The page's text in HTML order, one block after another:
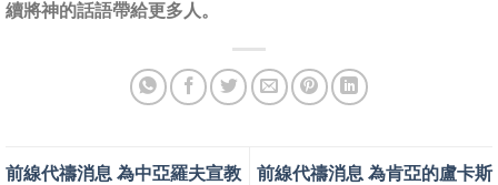
續將神的話語帶給更多人。
前線代禱消息 為中亞羅夫宣教
前線代禱消息 為肯亞的盧卡斯